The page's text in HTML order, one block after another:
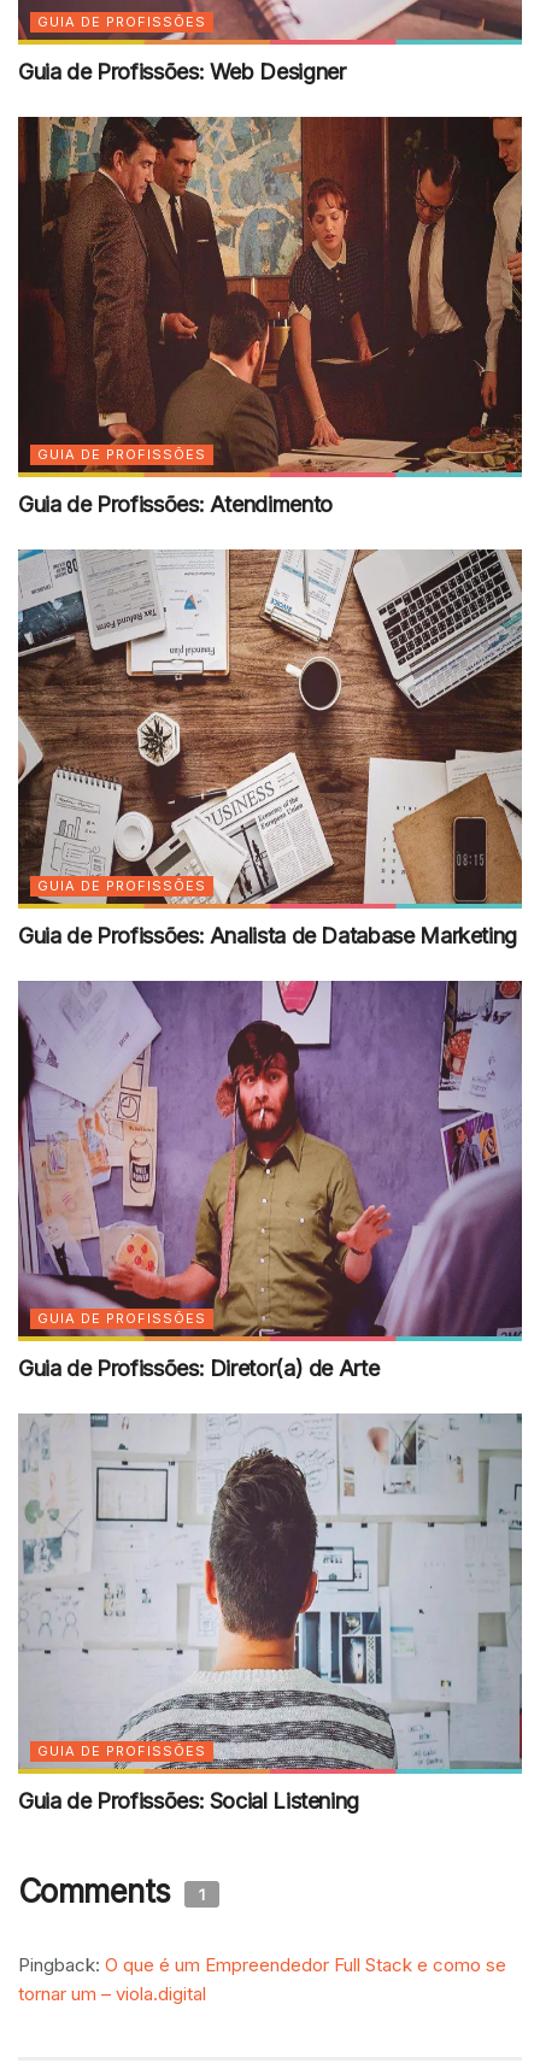
GUIA DE PROFISSÕES
Guia de Profissões: Web Designer
GUIA DE PROFISSÕES
Guia de Profissões: Atendimento
GUIA DE PROFISSÕES
Guia de Profissões: Analista de Database Marketing
GUIA DE PROFISSÕES
Guia de Profissões: Diretor(a) de Arte
GUIA DE PROFISSÕES
Guia de Profissões: Social Listening
Comments 1
Pingback: O que é um Empreendedor Full Stack e como se
tornar um – viola.digital